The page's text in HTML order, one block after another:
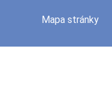
Mapa stránky